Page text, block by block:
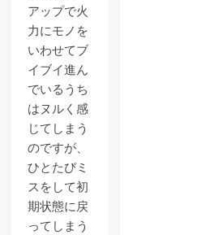
アップで火
力にモノを
いわせてブ
イブイ進ん
でいるうち
はヌルく感
じてしまう
のですが、
ひとたびミ
スをして初
期状態に戻
ってしまう